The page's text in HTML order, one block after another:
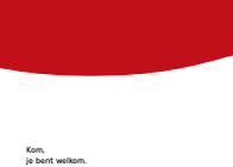
Kom,
je bent welkom.